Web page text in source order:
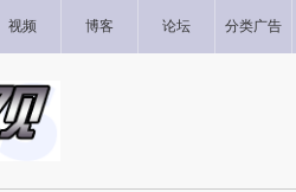
视频 博客 论坛 分类广告